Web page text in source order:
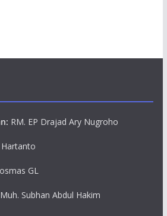
RM. EP Drajad Ary Nugroho
Hartanto
GL
Muh. Subhan Abdul Hakim